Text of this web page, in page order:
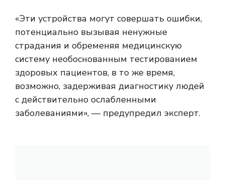
«Эти устройства могут совершать ошибки,
потенциально вызывая ненужные
страдания и обременяя медицинскую
систему необоснованным тестированием
здоровых пациентов, в то же время,
возможно, задерживая диагностику людей
с действительно ослабленными
заболеваниями», — предупредил эксперт.